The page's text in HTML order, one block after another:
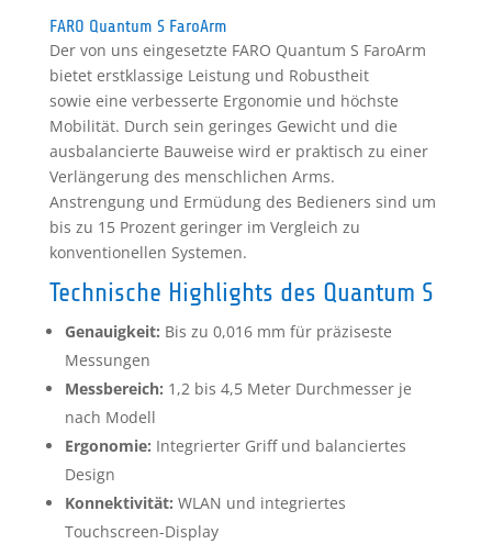
FARO Quantum S FaroArm
Der von uns eingesetzte FARO Quantum S FaroArm
bietet erstklassige Leistung und Robustheit
sowie eine verbesserte Ergonomie und höchste
Mobilität. Durch sein geringes Gewicht und die
ausbalancierte Bauweise wird er praktisch zu einer
Verlängerung des menschlichen Arms.
Anstrengung und Ermüdung des Bedieners sind um
bis zu 15 Prozent geringer im Vergleich zu
konventionellen Systemen.
Technische Highlights des Quantum S
Genauigkeit: Bis zu 0,016 mm für präziseste
Messungen
Messbereich: 1,2 bis 4,5 Meter Durchmesser je
nach Modell
Ergonomie: Integrierter Griff und balanciertes
Design
Konnektivität: WLAN und integriertes
Touchscreen-Display